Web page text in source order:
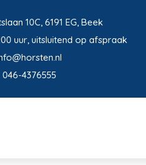
10C, 6191 EG, Beek
uur, uitsluitend op afspraak
046-4376555